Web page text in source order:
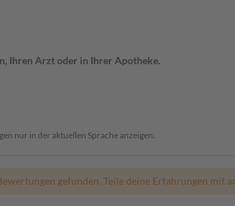
Ihren Arzt oder in Ihrer Apotheke.
nur in der aktuellen Sprache anzeigen.
gefunden. Teile deine Erfahrungen mit